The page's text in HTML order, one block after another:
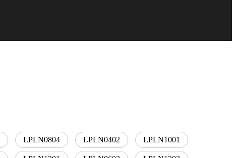
LPLN0804 LPLN0402 LPLN1001